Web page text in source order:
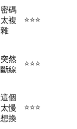
密碼
太複
雜
⭐⭐⭐
突然
斷線
⭐⭐⭐
這個
太慢
想換
⭐⭐⭐